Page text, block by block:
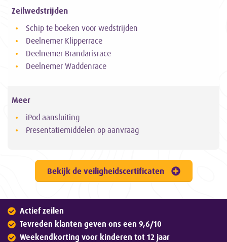
Zeilwedstrijden
Schip te boeken voor wedstrijden
Deelnemer Klipperrace
Deelnemer Brandarisrace
Deelnemer Waddenrace
Meer
iPod aansluiting
Presentatiemiddelen op aanvraag
Bekijk de veiligheidscertificaten
Actief zeilen
Tevreden klanten geven ons een 9,6/10
Weekendkorting voor kinderen tot 12 jaar